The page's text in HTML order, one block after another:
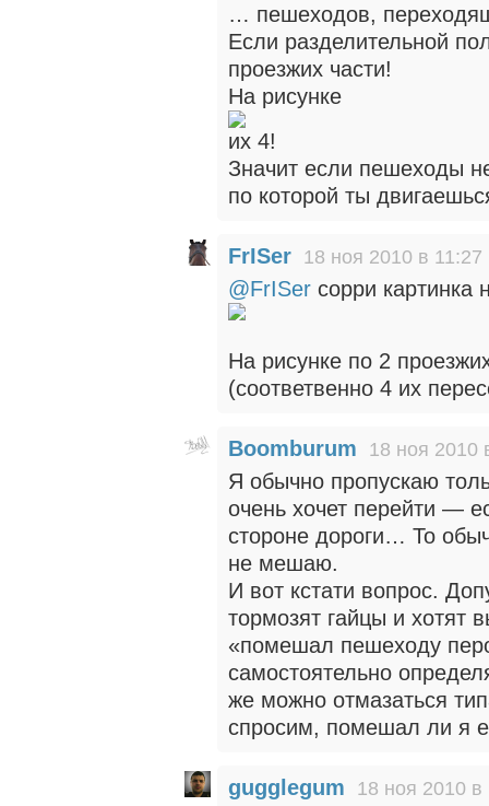
… пешеходов,
Если разделительной
проезжих части!
На рисунке
их 4!
Значит если пешеходы
по которой ты
FrISer 18 ноя 2010 в 11:27
@FrISer сорри картинка
На рисунке по 2
(соответвенно 4 их
Boomburum 18 ноя 2010
Я обычно пропускаю
очень хочет перейти —
стороне дороги… То
не мешаю.
И вот кстати вопрос.
тормозят гайцы и хотят
«помешал пешеходу
самостоятельно
же можно отмазаться
спросим, помешал ли я
gugglegum 18 ноя 2010 в